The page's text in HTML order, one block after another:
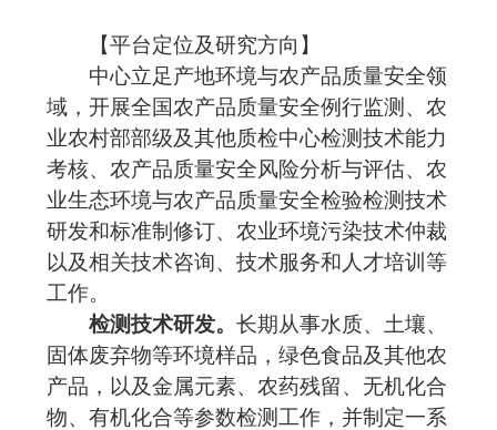
【平台定位及研究方向】
中心立足产地环境与农产品质量安全领
域，开展全国农产品质量安全例行监测、农
业农村部部级及其他质检中心检测技术能力
考核、农产品质量安全风险分析与评估、农
业生态环境与农产品质量安全检验检测技术
研发和标准制修订、农业环境污染技术仲裁
以及相关技术咨询、技术服务和人才培训等
工作。
检测技术研发。 长期从事水质、土壤、
固体废弃物等环境样品，绿色食品及其他农
产品，以及金属元素、农药残留、无机化合
物、有机化合等参数检测工作，并制定一系